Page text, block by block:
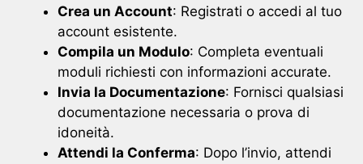
Crea un Account: Registrati o accedi al tuo
account esistente.
Compila un Modulo: Completa eventuali
moduli richiesti con informazioni accurate.
Invia la Documentazione: Fornisci qualsiasi
documentazione necessaria o prova di
idoneità.
Attendi la Conferma: Dopo l’invio, attendi